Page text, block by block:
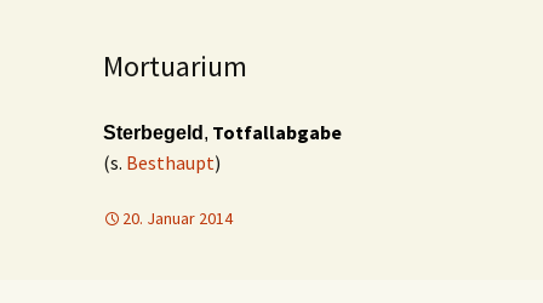
Mortuarium
Sterbegeld , Totfallabgabe
(s. Besthaupt)
20. Januar 2014